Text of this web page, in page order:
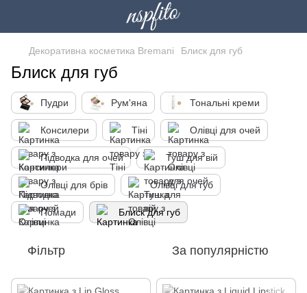
Декоративна косметика Bremani Блиск для губ
Блиск для губ
Пудри Рум'яна Тональні креми
Консилери Тіні Олівці для очей
Підводка для очей Туш для вій
Олівці для брів Олівці для губ
Помади Блиск для губ
Фільтр За популярністю